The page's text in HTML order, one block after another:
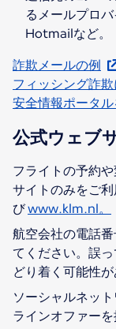
るメールプロ
Hotmailなど。
詐欺メールの例
フィッシング詐
安全情報ポータ
公式ウェブ
フライトの予約
サイトのみをご利
びwww.klm.nl。
航空会社の電話
てください。誤
どり着く可能性が
ソーシャルネッ
ラインオファー